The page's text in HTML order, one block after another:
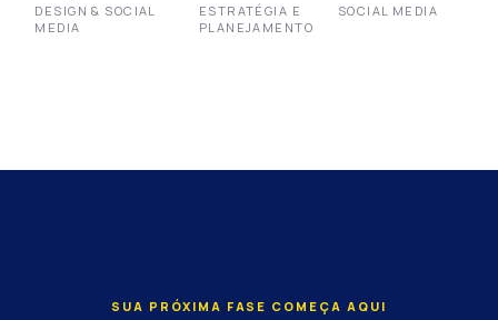
DESIGN & SOCIAL
MEDIA
ESTRATÉGIA E
PLANEJAMENTO
SOCIAL MEDIA
SUA PRÓXIMA FASE COMEÇA AQUI